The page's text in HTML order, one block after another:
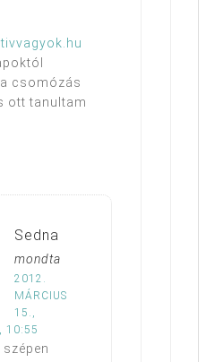
csomózás
ott tanultam
Sedna
mondta
2012.
MÁRCIUS
15.,
10:55